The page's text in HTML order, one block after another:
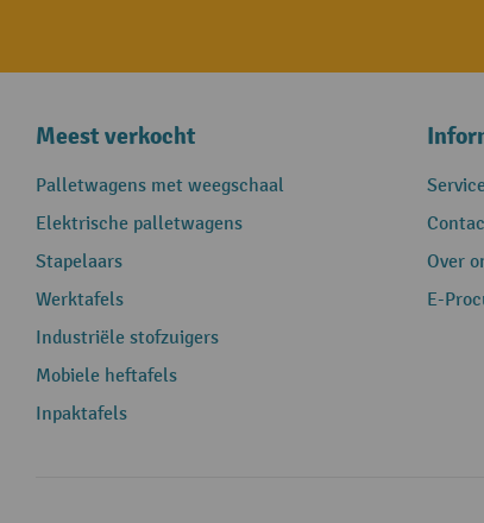
Meest verkocht
Palletwagens met weegschaal
Elektrische palletwagens
Stapelaars
Werktafels
Industriële stofzuigers
Mobiele heftafels
Inpaktafels
Over
E-